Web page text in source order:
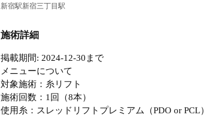
新宿駅新宿三丁目駅
施術詳細
掲載期間: 2024-12-30まで
メニューについて
対象施術：糸リフト
施術回数：1回（8本）
使用糸：スレッドリフトプレミアム（PDO or PCL）